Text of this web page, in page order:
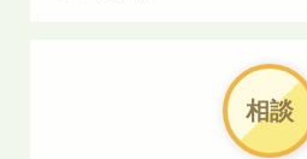
予算やご希望に応じたプランをご
相談